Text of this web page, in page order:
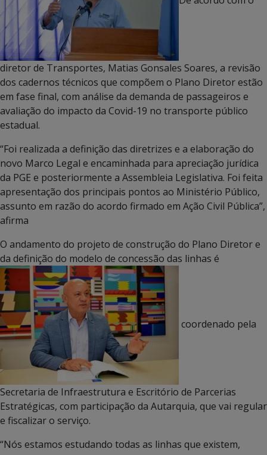
diretor de Transportes, Matias Gonsales Soares, a revisão
dos cadernos técnicos que compõem o Plano Diretor estão
em fase final, com análise da demanda de passageiros e
avaliação do impacto da Covid-19 no transporte público
estadual.
“Foi realizada a definição das diretrizes e a elaboração do
novo Marco Legal e encaminhada para apreciação jurídica
da PGE e posteriormente a Assembleia Legislativa. Foi feita
apresentação dos principais pontos ao Ministério Público,
assunto em razão do acordo firmado em Ação Civil Pública”,
afirma
O andamento do projeto de construção do Plano Diretor e
da definição do modelo de concessão das linhas é
coordenado pela
Secretaria de Infraestrutura e Escritório de Parcerias
Estratégicas, com participação da Autarquia, que vai regular
e fiscalizar o serviço.
“Nós estamos estudando todas as linhas que existem,